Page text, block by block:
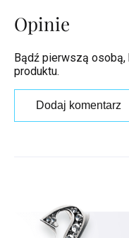
Opinie
Bądź pierwszą
produktu.
Dodaj komentarz